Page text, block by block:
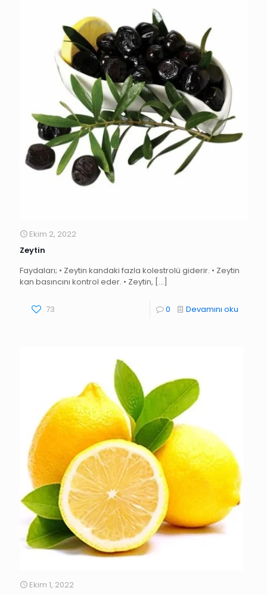
Ekim 2, 2022
Zeytin
Faydaları; • Zeytin kandaki fazla kolestrolü giderir. • Zeytin
kan basıncını kontrol eder. • Zeytin, […]
73 0 Devamını oku
Ekim 1, 2022